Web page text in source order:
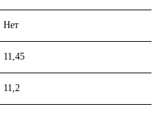
Нет
11,45
11,2